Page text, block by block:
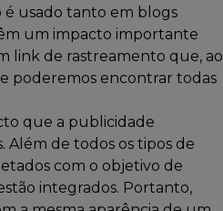
é usado tanto em blogs
um impacto importante
link de rastreamento que, ao
poderemos encontrar todas
que a publicidade
Além de todos os tipos de
com o objetivo de
integrados. Portanto,